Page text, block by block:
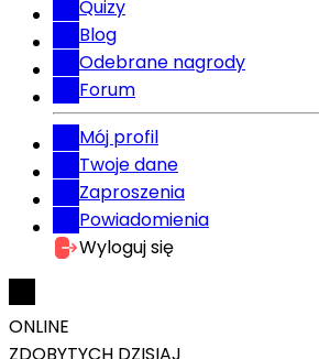
Quizy
Blog
Odebrane nagrody
Forum
Mój profil
Twoje dane
Zaproszenia
Powiadomienia
Wyloguj się
ONLINE